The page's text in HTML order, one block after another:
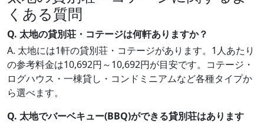
くある質問
Q. 太地の貸別荘・コテージは何軒ありますか？
A. 太地には1軒の貸別荘・コテージがあります。1人あたり
の参考料金は10,692円～10,692円が目安です。コテージ・
ログハウス・一棟貸し・コンドミニアムなど各種タイプか
ら選べます。
Q. 太地でバーベキュー(BBQ)ができる貸別荘はあります